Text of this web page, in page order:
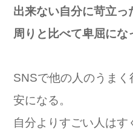
出来ない自分に苛立っ
周りと比べて卑屈にな
SNSで他の人のうま
安になる。
自分よりすごい人は